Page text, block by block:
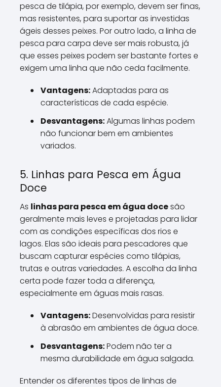
pesca de tilápia, por exemplo, devem ser finas,
mas resistentes, para suportar as investidas
ágeis desses peixes. Por outro lado, a linha de
pesca para carpa deve ser mais robusta, já
que esses peixes podem ser bastante fortes e
exigem uma linha que não ceda facilmente.
Vantagens:Adaptadas para as
características de cada espécie.
Desvantagens:Algumas linhas podem
não funcionar bem em ambientes
variados.
5. Linhas para Pesca em Água
Doce
As linhas para pesca em água docesão
geralmente mais leves e projetadas para lidar
com as condições específicas dos rios e
lagos. Elas são ideais para pescadores que
buscam capturar espécies como tilápias,
trutas e outras variedades. A escolha da linha
certa pode fazer toda a diferença,
especialmente em águas mais rasas.
Vantagens:Desenvolvidas para resistir
à abrasão em ambientes de água doce.
Desvantagens:Podem não ter a
mesma durabilidade em água salgada.
Entender os diferentes tipos de linhas de